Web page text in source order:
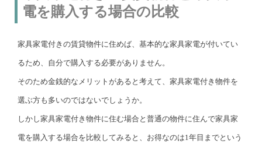
電を購入する場合の比較
家具家電付きの賃貸物件に住めば、基本的な家具家電が付いてい
るため、自分で購入する必要がありません。
そのため金銭的なメリットがあると考えて、家具家電付き物件を
選ぶ方も多いのではないでしょうか。
しかし家具家電付き物件に住む場合と普通の物件に住んで家具家
電を購入する場合を比較してみると、お得なのは1年目までという